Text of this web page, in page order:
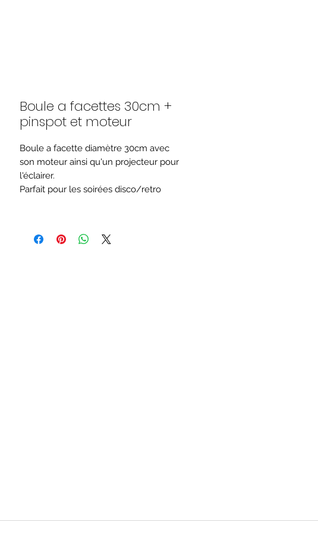
Boule a facettes 30cm +
pinspot et moteur
Boule a facette diamètre 30cm avec
son moteur ainsi qu'un projecteur pour
l'éclairer.
Parfait pour les soirées disco/retro